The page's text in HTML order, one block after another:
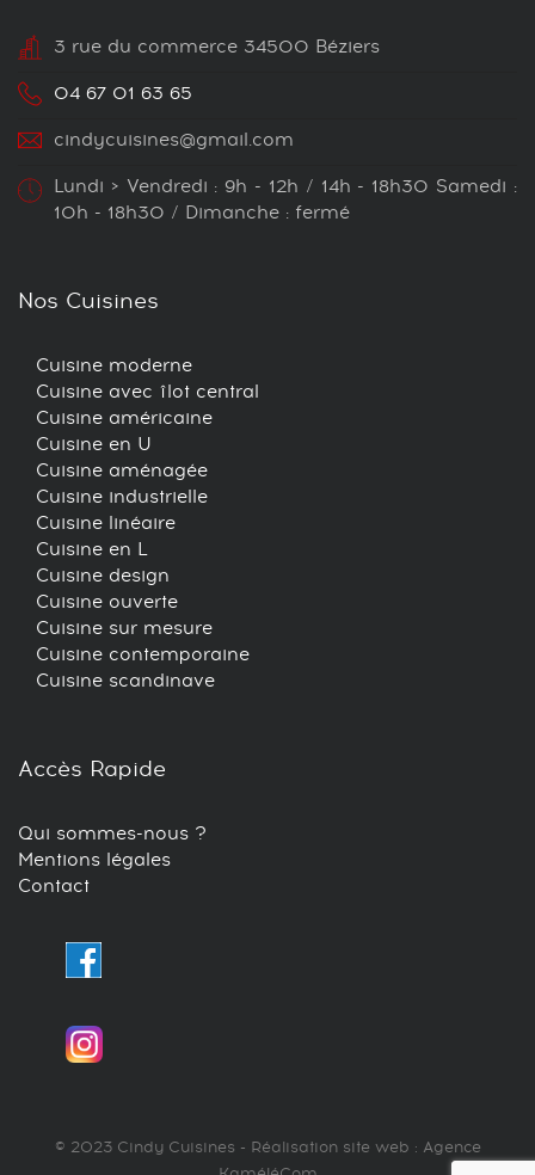
3 rue du commerce 34500 Béziers
04 67 01 63 65
cindycuisines@gmail.com
Lundi > Vendredi : 9h - 12h / 14h - 18h30 Samedi :
10h - 18h30 / Dimanche : fermé
Nos Cuisines
Cuisine moderne
Cuisine avec îlot central
Cuisine américaine
Cuisine en U
Cuisine aménagée
Cuisine industrielle
Cuisine linéaire
Cuisine en L
Cuisine design
Cuisine ouverte
Cuisine sur mesure
Cuisine contemporaine
Cuisine scandinave
Accès Rapide
Qui sommes-nous ?
Mentions légales
Contact
© 2023 Cindy Cuisines - Réalisation site web : Agence